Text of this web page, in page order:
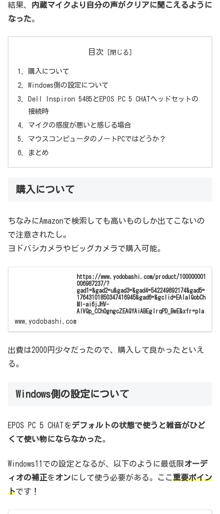
結果、 内蔵マイクより自分の声がクリアに聞こえるように
なった。
目次
購入について
Windows側の設定について
Dell Inspiron 5485とEPOS PC 5 CHATヘッドセットの
接続時
マイクの感度が悪いと感じる場合
マウスコンピュータのノートPCではどうか？
まとめ
購入について
ちなみにAmazonで検索しても高いものしか出てこないの
で注意されたし。
ヨドバシカメラやビッグカメラで購入可能。
https://www.yodobashi.com/product/100000001
006987237/?
gad1=&gad2=u&gad3=&gad4=542249892174&gad5=
17643101850347416945&gad6=&gclid=EAIaIQobCh
MI-ai6jJHV-
AIVQp_CCh0gngcZEAQYAiABEgIrqPD_BwE&xfr=pla
www.yodobashi.com
出費は2000円少々だったので、購入して良かったといえ
る。
Windows側の設定について
EPOS PC 5 CHATをデフォルトの状態で使うと雑音がひど
くて使い物にならなかった。
Windows11での設定となるが、以下のように最低限オーデ
ィオの補正をオンにして使う必要がある。ここ重要ポイン
トです！